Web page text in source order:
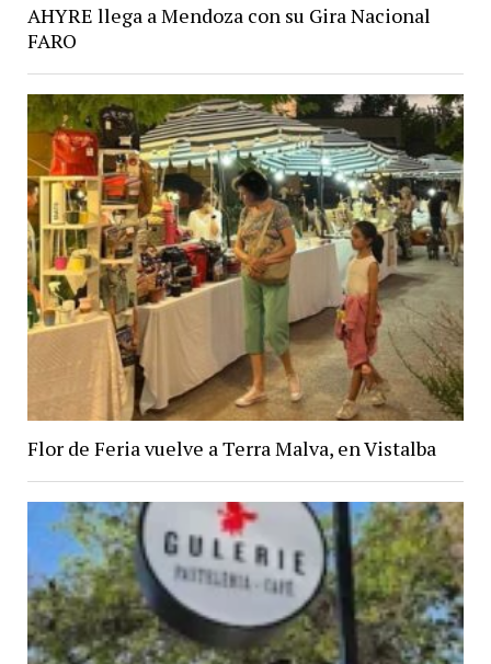
AHYRE llega a Mendoza con su Gira Nacional
FARO
Flor de Feria vuelve a Terra Malva, en Vistalba